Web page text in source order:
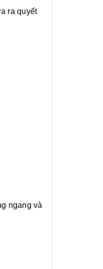
ra quyết
ngang và